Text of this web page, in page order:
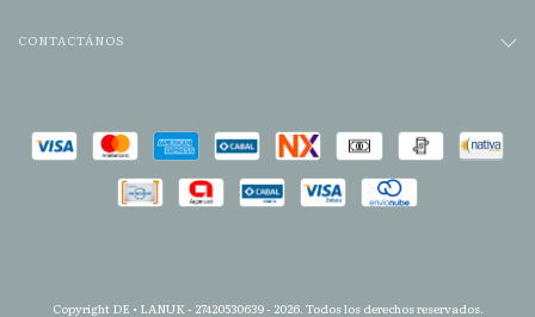
CONTACTÁNOS
Copyright DE • LANUK - 27420530639 - 2026. Todos los derechos reservados.